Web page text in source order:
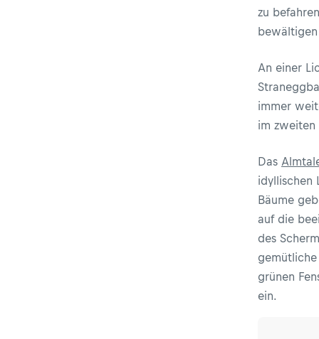
zu
An einer
immer
im zweiten
Das
idyllischen
Bäume
auf die
des
gemütliche
grünen
ein.